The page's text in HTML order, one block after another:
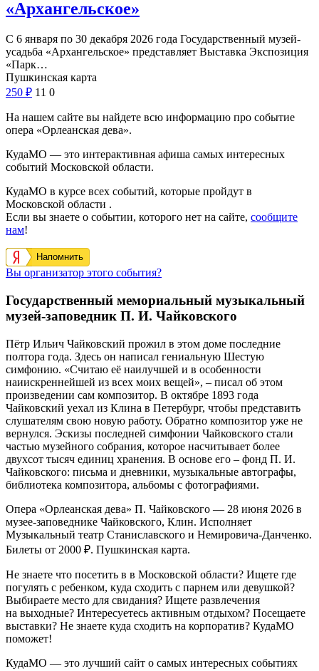
«Архангельское»
С 6 января по 30 декабря 2026 года Государственный музей-
усадьба «Архангельское» представляет Выставка Экспозиция
«Парк…
Пушкинская карта
250 ₽ 11 0
На нашем сайте вы найдете всю информацию про событие
опера «Орлеанская дева».
КудаМО — это интерактивная афиша самых интересных
событий Московской области.
КудаМО в курсе всех событий, которые пройдут в
Московской области .
Если вы знаете о событии, которого нет на сайте, сообщите
нам!
Напомнить
Вы организатор этого события?
Государственный мемориальный музыкальный
музей-заповедник П. И. Чайковского
Пётр Ильич Чайковский прожил в этом доме последние
полтора года. Здесь он написал гениальную Шестую
симфонию. «Считаю её наилучшей и в особенности
наиискреннейшей из всех моих вещей», – писал об этом
произведении сам композитор. В октябре 1893 года
Чайковский уехал из Клина в Петербург, чтобы представить
слушателям свою новую работу. Обратно композитор уже не
вернулся. Эскизы последней симфонии Чайковского стали
частью музейного собрания, которое насчитывает более
двухсот тысяч единиц хранения. В основе его – фонд П. И.
Чайковского: письма и дневники, музыкальные автографы,
библиотека композитора, альбомы с фотографиями.
Опера «Орлеанская дева» П. Чайковского — 28 июня 2026 в
музее-заповеднике Чайковского, Клин. Исполняет
Музыкальный театр Станиславского и Немировича-Данченко.
Билеты от 2000 ₽. Пушкинская карта.
Не знаете что посетить в в Московской области? Ищете где
погулять с ребенком, куда сходить с парнем или девушкой?
Выбираете место для свидания? Ищете развлечения
на выходные? Интересуетесь активным отдыхом? Посещаете
выставки? Не знаете куда сходить на корпоратив? КудаМО
поможет!
КудаМО — это лучший сайт о самых интересных событиях